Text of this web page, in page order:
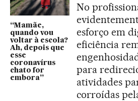
“Mamãe,
quando vou
voltar à escola?
Ah, depois que
esse
coronavírus
chato for
embora”
No
esforço em
eficiência
para
atividades
corroídas